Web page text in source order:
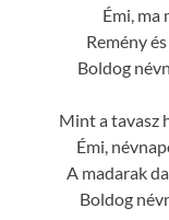
Émi, ma
Remény
Boldog
Mint a tavasz
Émi,
A madarak
Boldog